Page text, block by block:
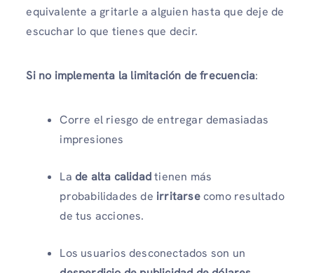
equivalente a gritarle a alguien hasta que deje de
escuchar lo que tienes que decir.
Si no implementa la limitación de frecuencia:
Corre el riesgo de entregar demasiadas
impresiones
La de alta calidadtienen más
probabilidades de irritarsecomo resultado
de tus acciones.
Los usuarios desconectados son un